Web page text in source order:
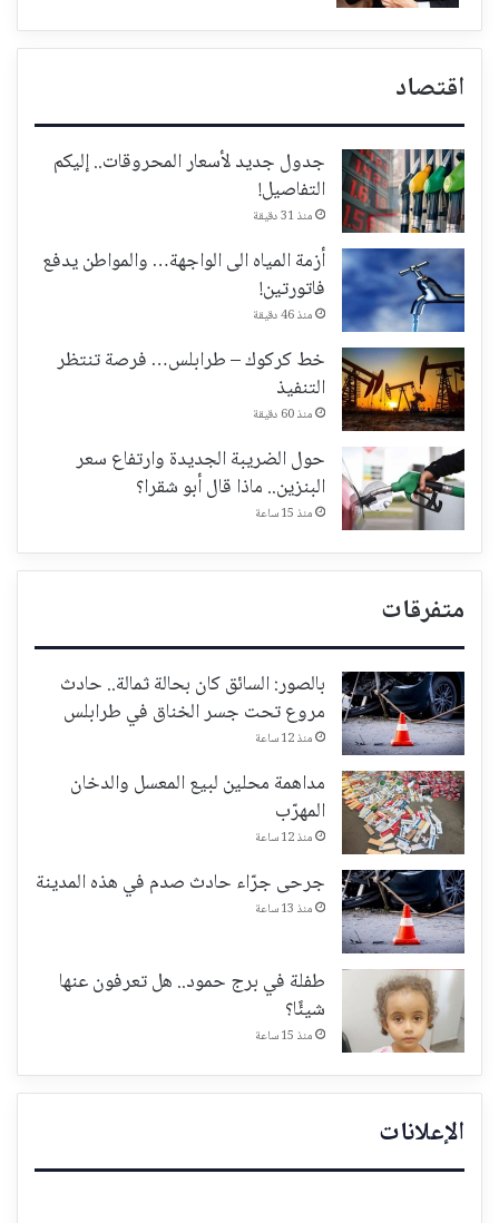
اقتصاد
جدول جديد لأسعار المحروقات.. إليكم
التفاصيل!
منذ 31 دقيقة
أزمة المياه الى الواجهة… والمواطن يدفع
فاتورتين!
منذ 46 دقيقة
خط كركوك – طرابلس… فرصة تنتظر
التنفيذ
منذ 60 دقيقة
حول الضريبة الجديدة وارتفاع سعر
البنزين.. ماذا قال أبو شقرا؟
منذ 15 ساعة
متفرقات
بالصور: السائق كان بحالة ثمالة.. حادث
مروع تحت جسر الخناق في طرابلس
منذ 12 ساعة
مداهمة محلين لبيع المعسل والدخان
المهرّب
منذ 12 ساعة
جرحى جرّاء حادث صدم في هذه المدينة
منذ 13 ساعة
طفلة في برج حمود.. هل تعرفون عنها
شيئًا؟
منذ 15 ساعة
الإعلانات